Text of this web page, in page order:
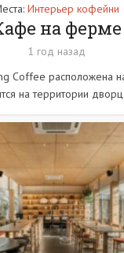
Интерьер кофейни
на ферме
1 год назад
Coffee расположена
на территории